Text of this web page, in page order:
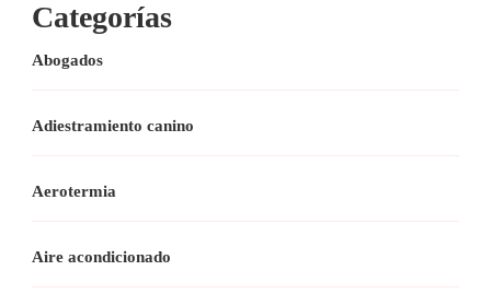
Categorías
Abogados
Adiestramiento canino
Aerotermia
Aire acondicionado